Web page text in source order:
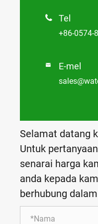
 Tel
+86-0574-
 E-mel
Selamat datang
Untuk
senarai harga
anda kepada
berhubung